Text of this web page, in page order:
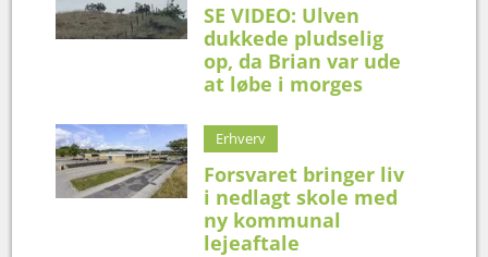
SE VIDEO: Ulven
dukkede pludselig
op, da Brian var ude
at løbe i morges
Erhverv
Forsvaret bringer liv
i nedlagt skole med
ny kommunal
lejeaftale